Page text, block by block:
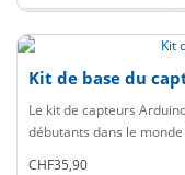
Kit de base du
Le kit de capteurs
débutants dans le
CHF35,90